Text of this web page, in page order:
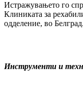
Истражувањето го
Клиниката за
одде­ление, во Белград.
Инструменти и